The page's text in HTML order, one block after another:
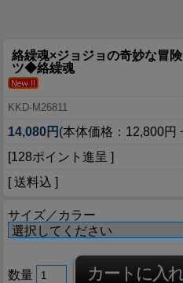
絡繰魂×ジョジョの奇妙な冒
ツ◆絡繰魂
KKD-M26811
14,080円 (本体価格：12,800円
[128ポイント進呈 ]
[ 送料込 ]
サイズ／カラー
数量